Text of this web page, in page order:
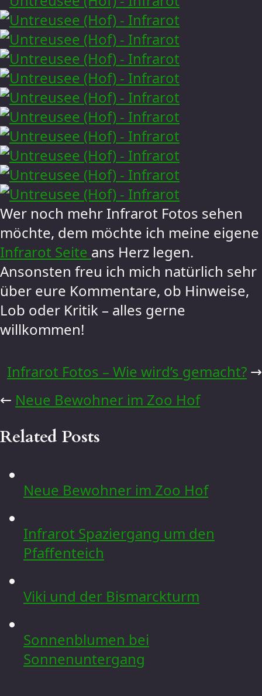
Wer noch mehr Infrarot Fotos sehen
möchte, dem möchte ich meine eigene
Infrarot Seite ans Herz legen.
Ansonsten freu ich mich natürlich sehr
über eure Kommentare, ob Hinweise,
Lob oder Kritik – alles gerne
willkommen!
Infrarot Fotos – Wie wird’s gemacht? →
← Neue Bewohner im Zoo Hof
Related Posts
Neue Bewohner im Zoo Hof
Infrarot Spaziergang um den
Pfaffenteich
Viki und der Bismarckturm
Sonnenblumen bei
Sonnenuntergang